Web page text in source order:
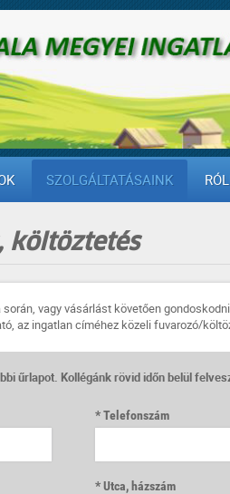
SZOLGÁLTATÁSAINK
költöztetés
során, vagy vásárlást követően
az ingatlan címéhez közeli fuvarozó/
űrlapot. Kollégánk rövid időn belül
Telefonszám
Utca, házszám